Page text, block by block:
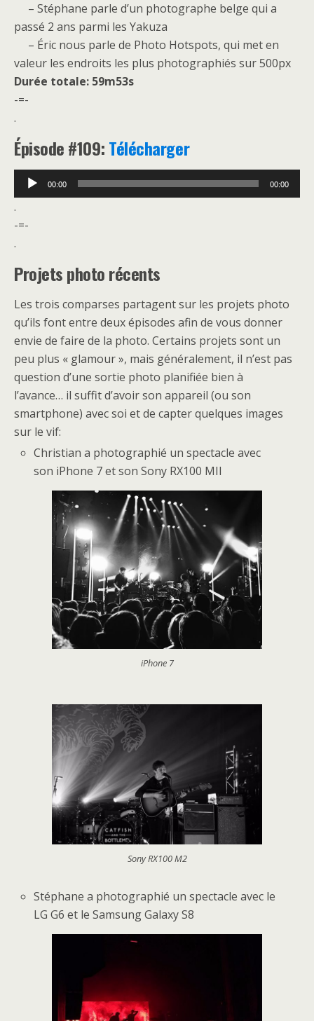
– Stéphane parle d’un photographe belge qui a
passé 2 ans parmi les Yakuza
– Éric nous parle de Photo Hotspots, qui met en
valeur les endroits les plus photographiés sur 500px
Durée totale: 59m53s
-=-
.
Épisode #109:Télécharger
Lecteur
audio
00:00 00:00
.
-=-
.
Projets photo récents
Les trois comparses partagent sur les projets photo
qu’ils font entre deux épisodes afin de vous donner
envie de faire de la photo. Certains projets sont un
peu plus « glamour », mais généralement, il n’est pas
question d’une sortie photo planifiée bien à
l’avance… il suffit d’avoir son appareil (ou son
smartphone) avec soi et de capter quelques images
sur le vif:
Christian a photographié un spectacle avec
son iPhone 7 et son Sony RX100 MII
iPhone 7
Sony RX100 M2
Stéphane a photographié un spectacle avec le
LG G6 et le Samsung Galaxy S8